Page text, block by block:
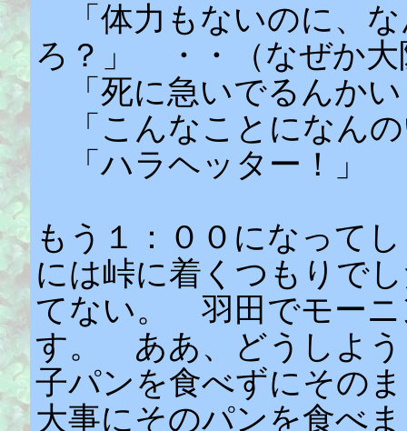
「体力もないのに、
ろ？」 ・・（なぜか大
「死に急いでるんかい
「こんなことになん
「ハラヘッター！」
もう１：００になって
には峠に着くつもりで
てない。 羽田でモーニ
す。 ああ、どうしよ
子パンを食べずにその
大事にそのパンを食べ